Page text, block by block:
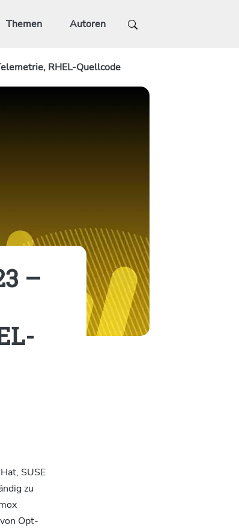
Themen Autoren
RHEL-Quellcode
–
SUSE
zu
Opt-